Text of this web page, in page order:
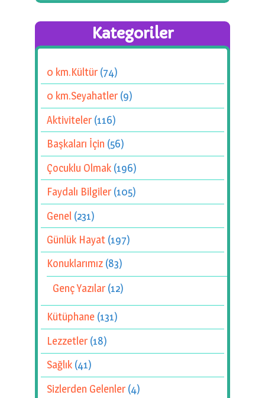
Kategoriler
0 km.Kültür(74)
0 km.Seyahatler(9)
Aktiviteler(116)
Başkaları İçin (56)
Çocuklu Olmak (196)
Faydalı Bilgiler(105)
Genel (231)
Günlük Hayat (197)
Konuklarımız (83)
Genç Yazılar(12)
Kütüphane (131)
Lezzetler(18)
Sağlık (41)
Sizlerden Gelenler(4)